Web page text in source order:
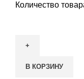
Количество
В КОРЗИНУ